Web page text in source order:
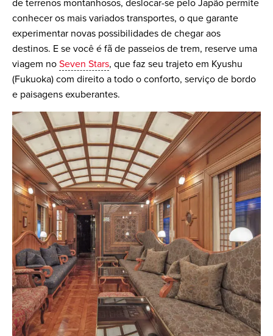
de terrenos montanhosos, deslocar-se pelo Japão permite
conhecer os mais variados transportes, o que garante
experimentar novas possibilidades de chegar aos
destinos. E se você é fã de passeios de trem, reserve uma
viagem no Seven Stars, que faz seu trajeto em Kyushu
(Fukuoka) com direito a todo o conforto, serviço de bordo
e paisagens exuberantes.